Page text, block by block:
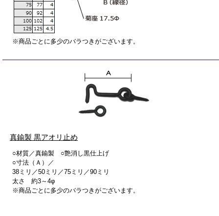
※商品ごとに多少のバラつきがございます。
真鍮製 黒アオリ止め
○材質／真鍮製 ○艶消し黒仕上げ
○寸法（Ａ）／
38ミリ／50ミリ／75ミリ／90ミリ
太さ 約3～4φ
※商品ごとに多少のバラつきがございます。